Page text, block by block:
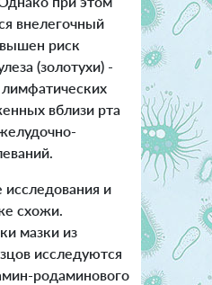
внелегочный
риск
(золотухи) -
вблизи рта
и
схожи.
мазки из
исследуются
родаминового